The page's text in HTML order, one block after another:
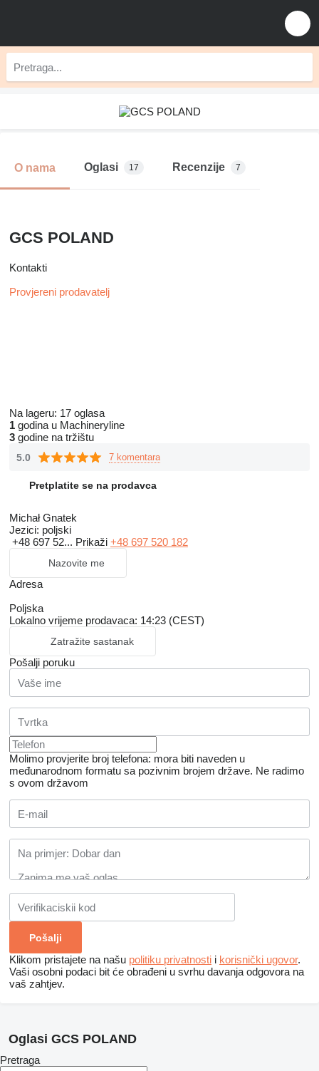
O nama Oglasi 17 Recenzije 7
GCS POLAND
Kontakti
Provjereni prodavatelj
Na lageru: 17 oglasa
1 godina u Machineryline
3 godine na tržištu
5.0 7 komentara
Pretplatite se na prodavca
Michał Gnatek
Jezici: poljski
+48 697 52... Prikaži +48 697 520 182
Nazovite me
Adresa
Poljska
Lokalno vrijeme prodavaca: 14:23 (CEST)
Zatražite sastanak
Pošalji poruku
Molimo provjerite broj telefona: mora biti naveden u
međunarodnom formatu sa pozivnim brojem države. Ne radimo
s ovom državom
Klikom pristajete na našu politiku privatnosti i korisnički ugovor.
Vaši osobni podaci bit će obrađeni u svrhu davanja odgovora na
vaš zahtjev.
Oglasi GCS POLAND
Pretraga